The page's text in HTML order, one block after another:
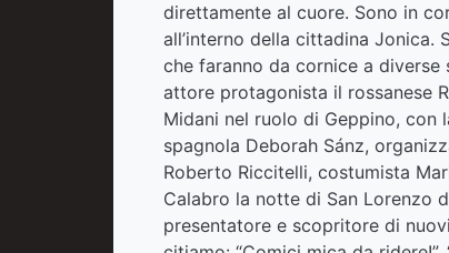
direttamente al cuore. Sono in
all’interno della cittadina Jonica.
che faranno da cornice a
attore protagonista il rossanese
Midani nel ruolo di Geppino, con
spagnola Deborah Sánz,
Roberto Riccitelli, costumista
Calabro la notte di San Lorenzo
presentatore e scopritore di